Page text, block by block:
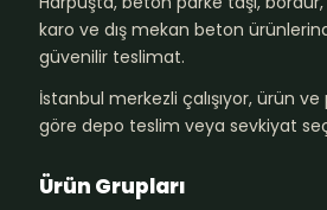
karo ve dış mekan beton
güvenilir teslimat.
İstanbul merkezli çalışıyor, ürün
göre depo teslim veya sevkiyat
Ürün Grupları